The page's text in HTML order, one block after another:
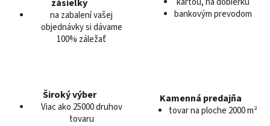
zásielky
na zabalení vašej
objednávky si dávame
100% záležať
bankovým prevodom
Široký výber
Viac ako 25000 druhov
tovaru
Kamenná predajňa
tovar na ploche 2000 m²